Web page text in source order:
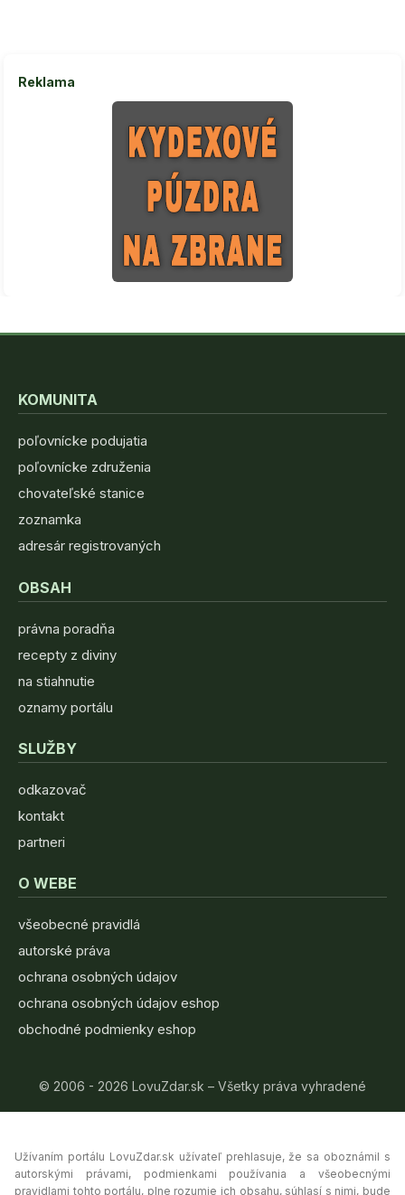
Reklama
KOMUNITA
poľovnícke podujatia
poľovnícke združenia
chovateľské stanice
zoznamka
adresár registrovaných
OBSAH
právna poradňa
recepty z diviny
na stiahnutie
oznamy portálu
SLUŽBY
odkazovač
kontakt
partneri
O WEBE
všeobecné pravidlá
autorské práva
ochrana osobných údajov
ochrana osobných údajov eshop
obchodné podmienky eshop
© 2006 - 2026 LovuZdar.sk – Všetky práva vyhradené
Užívaním portálu LovuZdar.sk užívateľ prehlasuje, že sa oboznámil s
autorskými právami, podmienkami používania a všeobecnými
pravidlami tohto portálu, plne rozumie ich obsahu, súhlasí s nimi, bude